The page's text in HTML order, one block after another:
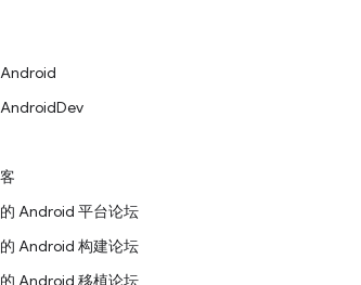
Android 平台论坛
Android 构建论坛
Android 移植论坛